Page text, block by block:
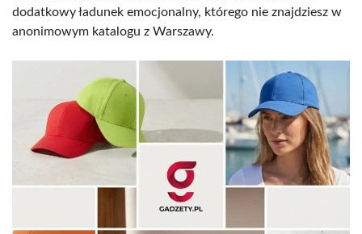
dodatkowy ładunek emocjonalny, którego nie znajdziesz w
anonimowym katalogu z Warszawy.